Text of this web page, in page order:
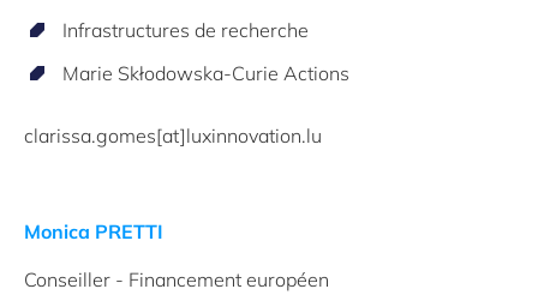
Infrastructures de recherche
Marie Skłodowska-Curie Actions
clarissa.gomes[at]luxinnovation.lu
Monica PRETTI
Conseiller - Financement européen